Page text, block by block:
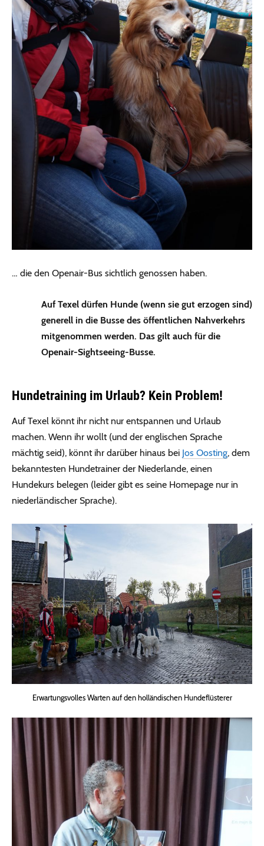
… die den Openair-Bus sichtlich genossen haben.
Auf Texel dürfen Hunde (wenn sie gut erzogen sind)
generell in die Busse des öffentlichen Nahverkehrs
mitgenommen werden. Das gilt auch für die
Openair-Sightseeing-Busse.
Hundetraining im Urlaub? Kein Problem!
Auf Texel könnt ihr nicht nur entspannen und Urlaub
machen. Wenn ihr wollt (und der englischen Sprache
mächtig seid), könnt ihr darüber hinaus bei Jos Oosting, dem
bekanntesten Hundetrainer der Niederlande, einen
Hundekurs belegen (leider gibt es seine Homepage nur in
niederländischer Sprache).
Erwartungsvolles Warten auf den holländischen Hundeflüsterer